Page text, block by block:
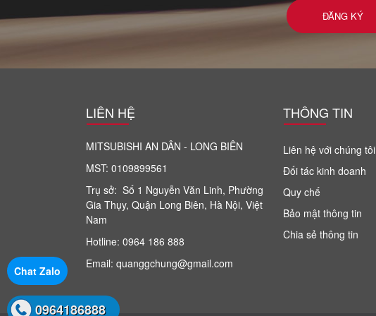
LIÊN HỆ
MITSUBISHI AN DÂN - LONG BIÊN
MST: 0109899561
Trụ sở: Số 1 Nguyễn Văn Linh, Phường
Gia Thụy, Quận Long Biên, Hà Nội, Việt
Nam
Hotline: 0964 186 888
Email: quanggchung@gmail.com
THÔNG TIN
Liên hệ với chúng tôi
Đối tác kinh doanh
Quy chế
Bảo mật thông tin
Chia sẻ thông tin
0964186888
Chat Zalo